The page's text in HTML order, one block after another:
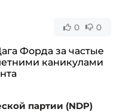
0 0
партии (NDP)